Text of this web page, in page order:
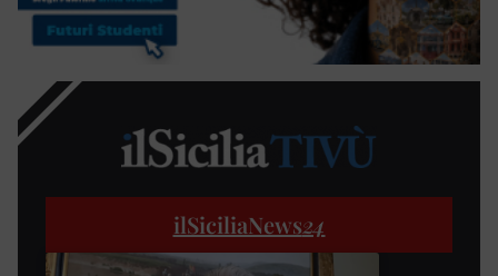
ilSiciliaNews24